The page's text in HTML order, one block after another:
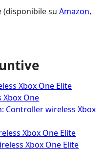
(disponibile suAmazon,
Xbox One Elite
One
Controller wireless Xbox
Xbox One Elite
Xbox One Elite